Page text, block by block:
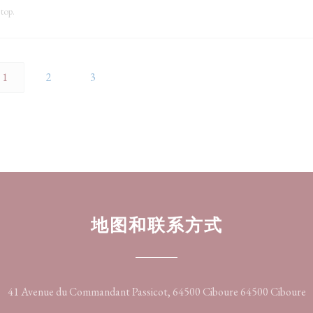
1 2 3
地图和联系方式
41 Avenue du Commandant Passicot, 64500 Ciboure 64500 Ciboure